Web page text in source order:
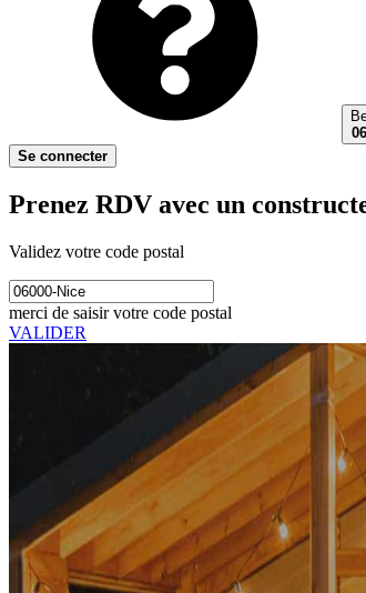
Se connecter
Prenez RDV avec un
Validez votre code postal
merci de saisir votre code postal
VALIDER